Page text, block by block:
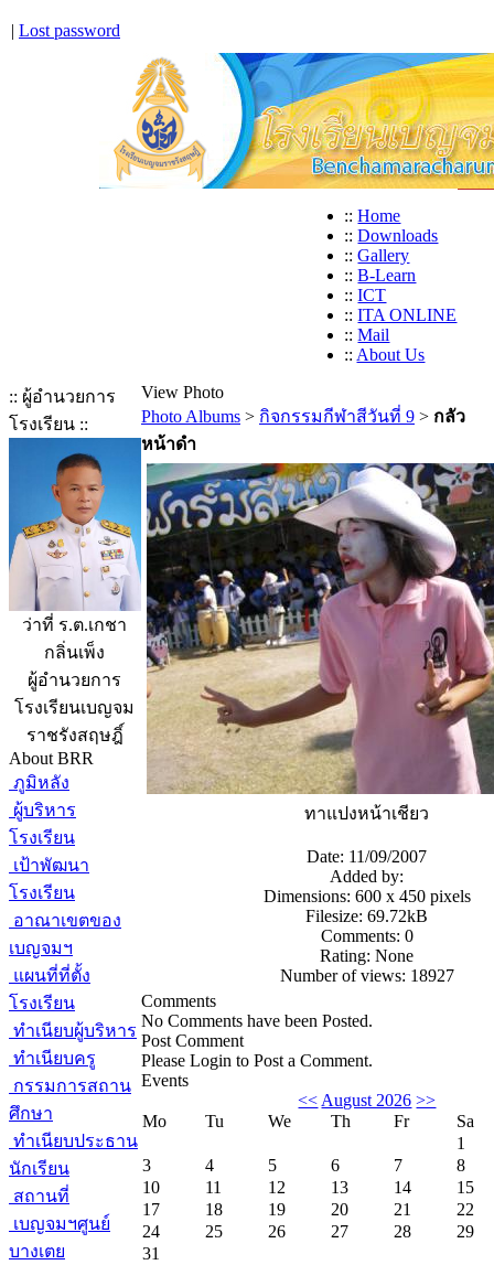
| Lost password
:: Home
:: Downloads
:: Gallery
:: B-Learn
:: ICT
:: ITA ONLINE
:: Mail
:: About Us
:: ผู้อำนวยการ
โรงเรียน ::
ว่าที่ ร.ต.เกชา
กลิ่นเพ็ง
ผู้อำนวยการ
โรงเรียนเบญจม
ราชรังสฤษฎิ์
About BRR
ภูมิหลัง
ผู้บริหาร
โรงเรียน
เป้าพัฒนา
โรงเรียน
อาณาเขตของ
เบญจมฯ
แผนที่ที่ตั้ง
โรงเรียน
ทำเนียบผู้บริหาร
ทำเนียบครู
กรรมการสถาน
ศึกษา
ทำเนียบประธาน
นักเรียน
สถานที่
เบญจมฯศูนย์
บางเตย
View Photo
Photo Albums > กิจกรรมกีฬาสีวันที่ 9 > กลัว
หน้าดำ
ทาแปงหน้าเชียว
Date: 11/09/2007
Added by:
Dimensions: 600 x 450 pixels
Filesize: 69.72kB
Comments: 0
Rating: None
Number of views: 18927
Comments
No Comments have been Posted.
Post Comment
Please Login to Post a Comment.
Events
<< August 2026 >>
Mo
Tu We Th Fr
Sa
1
3
4 5 6 7
8
10
11 12 13 14
15
17
18 19 20 21
22
24
25 26 27 28
29
31